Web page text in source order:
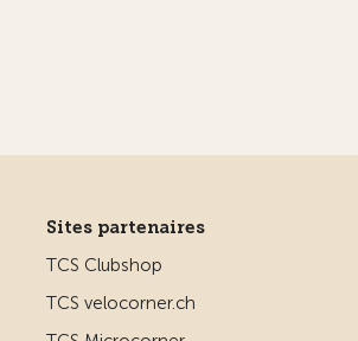
Sites partenaires
TCS Clubshop
TCS velocorner.ch